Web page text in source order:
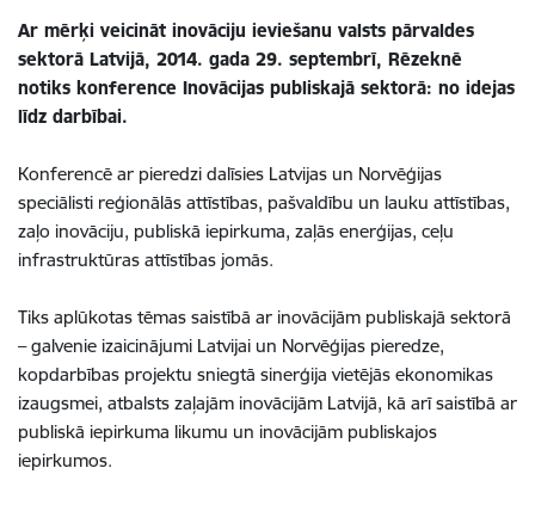
Ar mērķi veicināt inovāciju ieviešanu valsts pārvaldes
sektorā Latvijā, 2014. gada 29. septembrī, Rēzeknē
notiks konference Inovācijas publiskajā sektorā: no idejas
līdz darbībai.
Konferencē ar pieredzi dalīsies Latvijas un Norvēģijas
speciālisti reģionālās attīstības, pašvaldību un lauku attīstības,
zaļo inovāciju, publiskā iepirkuma, zaļās enerģijas, ceļu
infrastruktūras attīstības jomās.
Tiks aplūkotas tēmas saistībā ar inovācijām publiskajā sektorā
– galvenie izaicinājumi Latvijai un Norvēģijas pieredze,
kopdarbības projektu sniegtā sinerģija vietējās ekonomikas
izaugsmei, atbalsts zaļajām inovācijām Latvijā, kā arī saistībā ar
publiskā iepirkuma likumu un inovācijām publiskajos
iepirkumos.